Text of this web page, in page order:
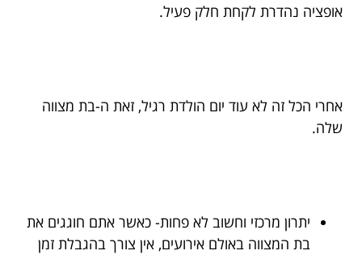
אופציה נהדרת לקחת חלק פעיל.
אחרי הכל זה לא עוד יום הולדת רגיל, זאת ה-בת מצווה
שלה.
יתרון מרכזי וחשוב לא פחות- כאשר אתם חוגגים את
בת המצווה באולם אירועים, אין צורך בהגבלת זמן